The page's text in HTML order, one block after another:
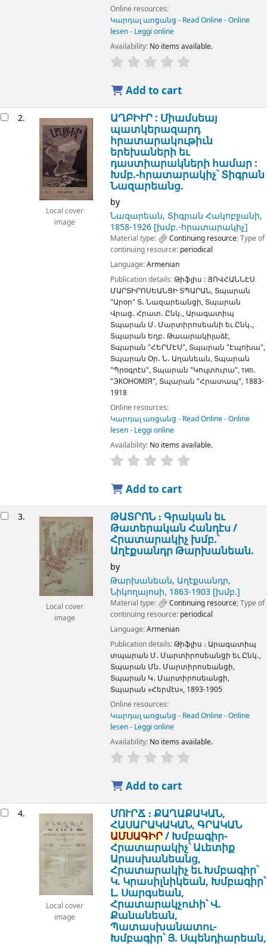
Online resources:
Կարդալ առցանց - Read Online - Online
lesen - Leggi online
Availability: No items available.
Add to cart
2.
Local cover
image
ԱՂԲԻՒՐ : Միամսեայ
պատկերազարդ
հրատարակութիւն
երեխաների եւ
դաստիարակների համար :
Խմբ.-հրատարակիչ՝ Տիգրան
Նազարեանց.
by
Նազարեան, Տիգրան Հակոբջանի,
1858-1926[խմբ.-հրատարակիչ]
Material type: Continuing resource; Type of
continuing resource: periodical
Language:Armenian
Publication details: Թիֆլիս : ՅՈՎՀԱՆՆԷՍ
ՄԱՐՏԻՐՈՍԵԱՆՑԻ ՏՊԱՐԱՆ, Տպարան
"Արօր" Տ․ Նազարեանցի, Տպարան
Վրաց․ Հրատ․ Ընկ․, Արագատիպ
Տպարան Մ․ Մարտիրոսեանի եւ Ընկ․,
Տպարան Եղբ․ Թաւարակիլաձէ,
Տպարան "ՀԵՐՄԷՍ", Տպարան "Էպոխա",
Տպարան Օր․ Ն․ Աղանեան, Տպարան
"Պրօգրէս", Տպարան "Կուլտուրա", тип.
"ЭКОНОМIЯ", Տպարան "Հրատապ", 1883-
1918
Online resources:
Կարդալ առցանց - Read Online - Online
lesen - Leggi online
Availability: No items available.
Add to cart
3.
Local cover
image
ԹԱՏՐՈՆ ։ Գրական եւ
Թատերական Հանդէս /
Հրատարակիչ խմբ.՝
Աղէքսանդր Թարխանեան.
by
Թարխանեան, Աղէքսանդր,
Նիկողայոսի, 1863-1903[խմբ.]
Material type: Continuing resource; Type of
continuing resource: periodical
Language:Armenian
Publication details: Թիֆլիս ։ Արագատիպ
տպարան Մ․ Մարտիրոսեանցի եւ Ընկ․,
Տպարան Մն․ Մարտիրոսեանցի,
Տպարան Կ․ Մարտիրոսեանցի,
Տպարան «Հերմէս», 1893-1905
Online resources:
Կարդալ առցանց - Read Online - Online
lesen - Leggi online
Availability: No items available.
Add to cart
4.
Local cover
image
ՄՈՒՐՃ ։ ՔԱՂԱՔԱԿԱՆ,
ՀԱՍԱՐԱԿԱԿԱՆ, ԳՐԱԿԱՆ
ԱՄՍԱԳԻՐ/ Խմբագիր-
Հրատարակիչ՝ Աւետիք
Արասխանեանց,
Հրատարակիչ եւ Խմբագիր՝
Կ. Կրասիլնիկեան, Խմբագիր՝
Լ. Սարգսեան,
Հրատարակչուհի՝ Վ.
Քանանեան,
Պատասխանատու-
Խմբագիր՝ Յ. Սպենդիարեան,